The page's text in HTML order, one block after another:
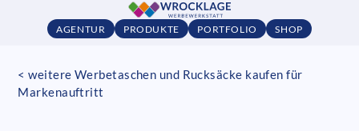
AGENTUR PRODUKTE PORTFOLIO SHOP
< weitere Werbetaschen und Rucksäcke kaufen für
Markenauftritt